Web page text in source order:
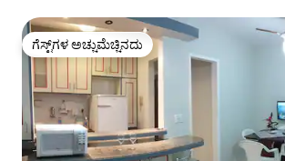
ಗೆಸ್ಟ್‌ಗಳ ಅಚ್ಚುಮೆಚ್ಚಿನದು
ಗೆಸ್ಟ್‌ಗಳ ಅಚ್ಚುಮೆಚ್ಚಿನದು